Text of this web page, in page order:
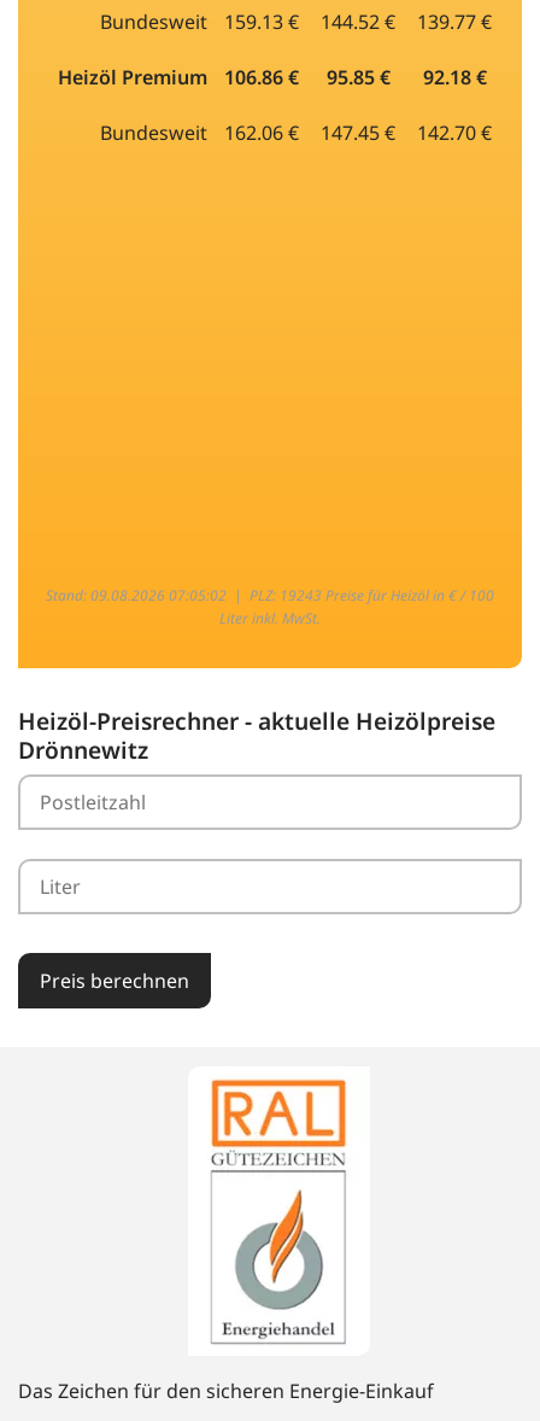
Bundesweit 159.13 € 144.52 € 139.77 €
Heizöl Premium 106.86 € 95.85 € 92.18 €
Bundesweit 162.06 € 147.45 € 142.70 €
Stand: 09.08.2026 07:05:02 | PLZ: 19243 Preise für Heizöl in € / 100
Liter inkl. MwSt.
Heizöl-Preisrechner - aktuelle Heizölpreise
Drönnewitz
Preis berechnen
Das Zeichen für den sicheren Energie-Einkauf